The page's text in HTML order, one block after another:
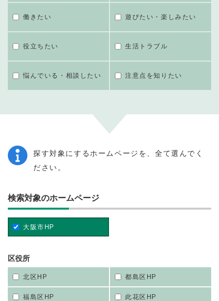
働きたい 遊びたい・楽しみたい
役立ちたい 生活トラブル
悩んでいる・相談したい 注意点を知りたい
探す対象にするホームページを、全て選んでく
ださい。
検索対象のホームページ
大阪市HP
区役所
北区HP 都島区HP
福島区HP 此花区HP